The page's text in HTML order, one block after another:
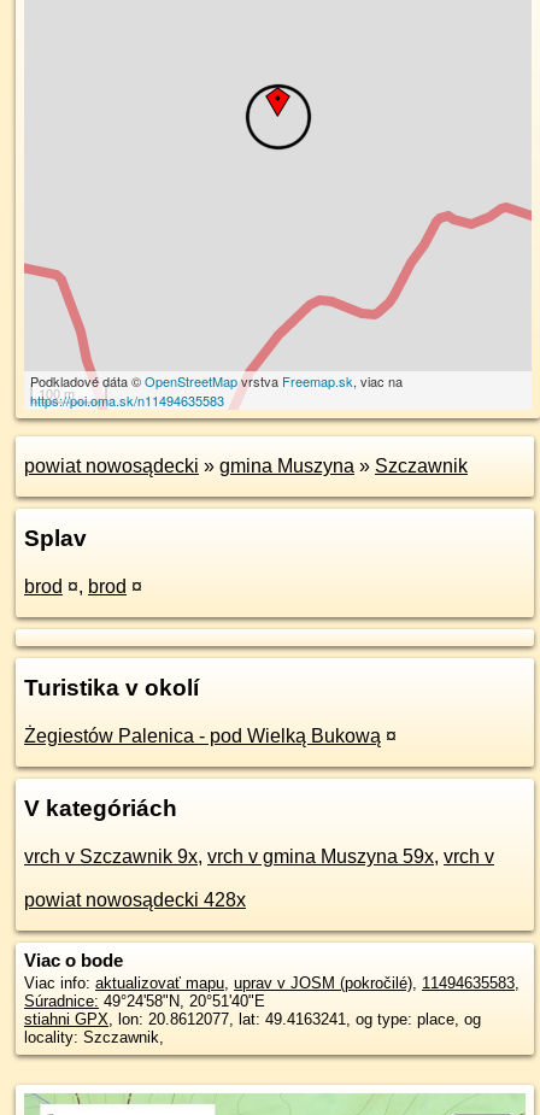
100 m
Podkladové dáta ©OpenStreetMapvrstva Freemap.sk, viac na
https://poi.oma.sk/n11494635583
powiat nowosądecki » gmina Muszyna » Szczawnik
Splav
brod ¤, brod ¤
Turistika v okolí
Żegiestów Palenica - pod Wielką Bukową ¤
V kategóriách
vrch v Szczawnik 9x, vrch v gmina Muszyna 59x, vrch v
powiat nowosądecki 428x
Viac o bode
Viac info: aktualizovať mapu, uprav v JOSM (pokročilé), 11494635583,
Súradnice: 49°24'58"N, 20°51'40"E
stiahni GPX, lon: 20.8612077, lat: 49.4163241, og type: place, og
locality: Szczawnik,